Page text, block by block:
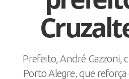
Prefeito, André Gazzoni,
Porto Alegre, que reforça